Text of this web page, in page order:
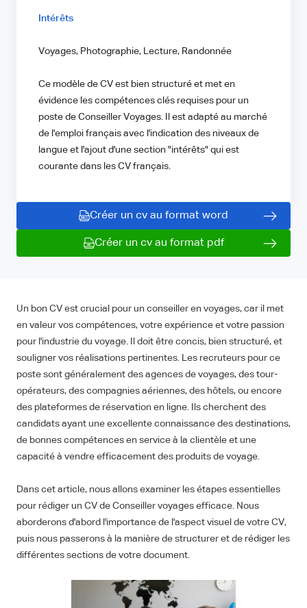
Intérêts
Voyages, Photographie, Lecture, Randonnée
Ce modèle de CV est bien structuré et met en
évidence les compétences clés requises pour un
poste de Conseiller Voyages. Il est adapté au marché
de l'emploi français avec l'indication des niveaux de
langue et l'ajout d'une section "intérêts" qui est
courante dans les CV français.
Créer un cv au format word
Créer un cv au format pdf
Un bon CV est crucial pour un conseiller en voyages, car il met
en valeur vos compétences, votre expérience et votre passion
pour l'industrie du voyage. Il doit être concis, bien structuré, et
souligner vos réalisations pertinentes. Les recruteurs pour ce
poste sont généralement des agences de voyages, des tour-
opérateurs, des compagnies aériennes, des hôtels, ou encore
des plateformes de réservation en ligne. Ils cherchent des
candidats ayant une excellente connaissance des destinations,
de bonnes compétences en service à la clientèle et une
capacité à vendre efficacement des produits de voyage.
Dans cet article, nous allons examiner les étapes essentielles
pour rédiger un CV de Conseiller voyages efficace. Nous
aborderons d'abord l'importance de l'aspect visuel de votre CV,
puis nous passerons à la manière de structurer et de rédiger les
différentes sections de votre document.